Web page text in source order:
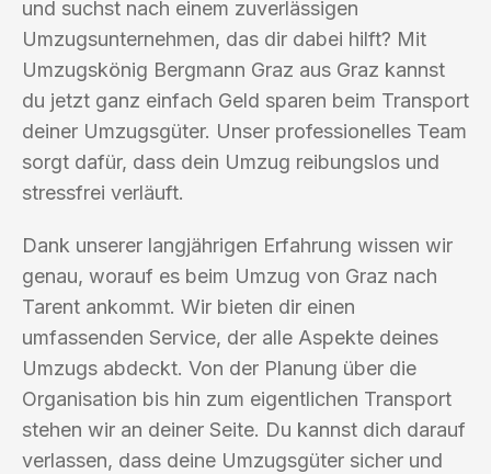
und suchst nach einem zuverlässigen
Umzugsunternehmen, das dir dabei hilft? Mit
Umzugskönig Bergmann Graz aus Graz kannst
du jetzt ganz einfach Geld sparen beim Transport
deiner Umzugsgüter. Unser professionelles Team
sorgt dafür, dass dein Umzug reibungslos und
stressfrei verläuft.
Dank unserer langjährigen Erfahrung wissen wir
genau, worauf es beim Umzug von Graz nach
Tarent ankommt. Wir bieten dir einen
umfassenden Service, der alle Aspekte deines
Umzugs abdeckt. Von der Planung über die
Organisation bis hin zum eigentlichen Transport
stehen wir an deiner Seite. Du kannst dich darauf
verlassen, dass deine Umzugsgüter sicher und